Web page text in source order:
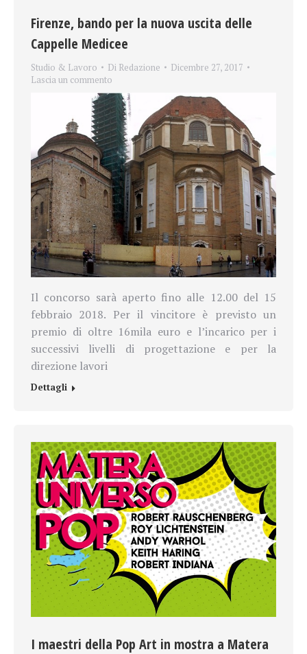
Firenze, bando per la nuova uscita delle
Cappelle Medicee
Studio & Lavoro Di Redazione
Dicembre 27, 2017
Lascia un commento
Il concorso sarà aperto fino alle 12.00 del 15
febbraio 2018. Per il vincitore è previsto un
premio di oltre 16mila euro e l’incarico per i
successivi livelli di progettazione e per la
direzione lavori
Dettagli
I maestri della Pop Art in mostra a Matera